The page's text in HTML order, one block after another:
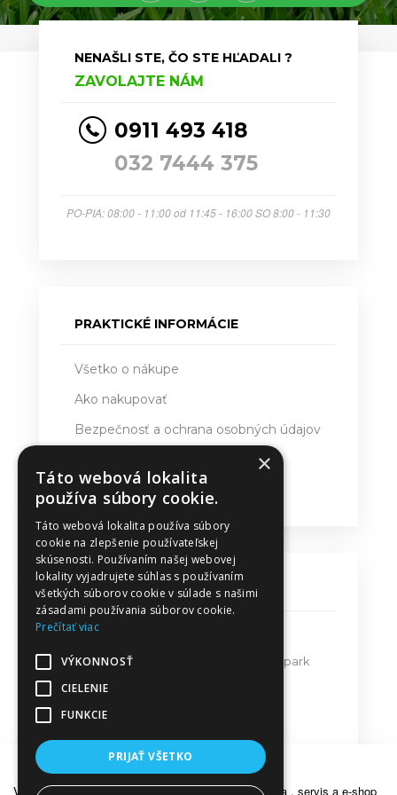
NENAŠLI STE, ČO STE HĽADALI ?
ZAVOLAJTE NÁM
0911 493 418
032 7444 375
PO-PIA: 08:00 - 11:00 od 11:45 - 16:00 SO 8:00 - 11:30
PRAKTICKÉ INFORMÁCIE
Všetko o nákupe
Ako nakupovať
Bezpečnosť a ochrana osobných údajov
Obchodné podmienky
KONTAKT
Bratislavská ulica 579, Priemyselný park
911 05 Trenčín
mpt@mpt.sk
dakr@mpt.sk
OZNÁMENIE
Vážení zákazníci, z dôvodu dovolenky bude predajňa , servis a e-shop
×
Táto webová lokalita
používa súbory cookie.
Táto webová lokalita používa súbory
cookie na zlepšenie používateľskej
skúsenosti. Používaním našej webovej
lokality vyjadrujete súhlas s používaním
všetkých súborov cookie v súlade s našimi
zásadami používania súborov cookie.
Prečítať viac
VÝKONNOSŤ
CIELENIE
FUNKCIE
PRIJAŤ VŠETKO